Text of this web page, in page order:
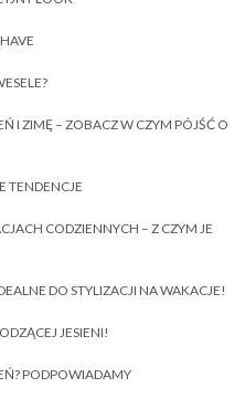
I ZIMĘ – ZOBACZ W CZYM PÓJŚĆ O
TENDENCJE
CODZIENNYCH – Z CZYM JE
DO STYLIZACJI NA WAKACJE!
JESIENI!
PODPOWIADAMY